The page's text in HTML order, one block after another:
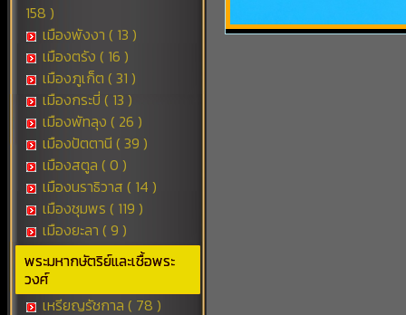
158 )
เมืองพังงา ( 13 )
เมืองตรัง ( 16 )
เมืองภูเก็ต ( 31 )
เมืองกระบี่ ( 13 )
เมืองพัทลุง ( 26 )
เมืองปัตตานี ( 39 )
เมืองสตูล ( 0 )
เมืองนราธิวาส ( 14 )
เมืองชุมพร ( 119 )
เมืองยะลา ( 9 )
พระมหากษัตริย์และเชื้อพระ
วงศ์
เหรียญรัชกาล ( 78 )